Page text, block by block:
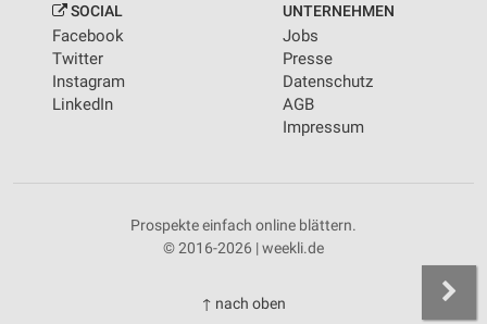
SOCIAL
Facebook
Twitter
Instagram
LinkedIn
UNTERNEHMEN
Jobs
Presse
Datenschutz
AGB
Impressum
Prospekte einfach online blättern.
© 2016-2026 | weekli.de
↑ nach oben